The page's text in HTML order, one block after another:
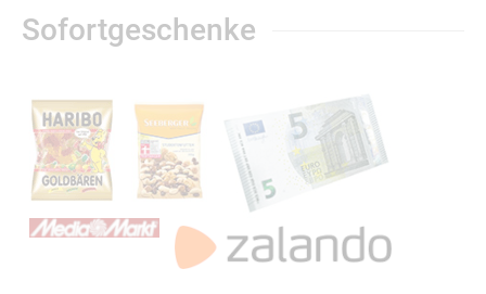
Sofortgeschenke